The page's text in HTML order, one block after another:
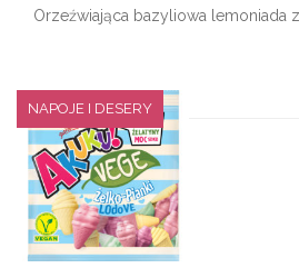
Orzeźwiająca bazyliowa lemoniada
NAPOJE I DESERY